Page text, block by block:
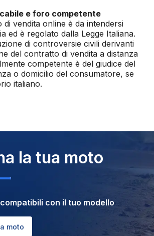
e foro competente
di vendita online è da intendersi
ed è regolato dalla Legge Italiana.
di controversie civili derivanti
del contratto di vendita a distanza
competente è del giudice del
o domicilio del consumatore, se
italiano.
la tua moto
con il tuo modello
moto